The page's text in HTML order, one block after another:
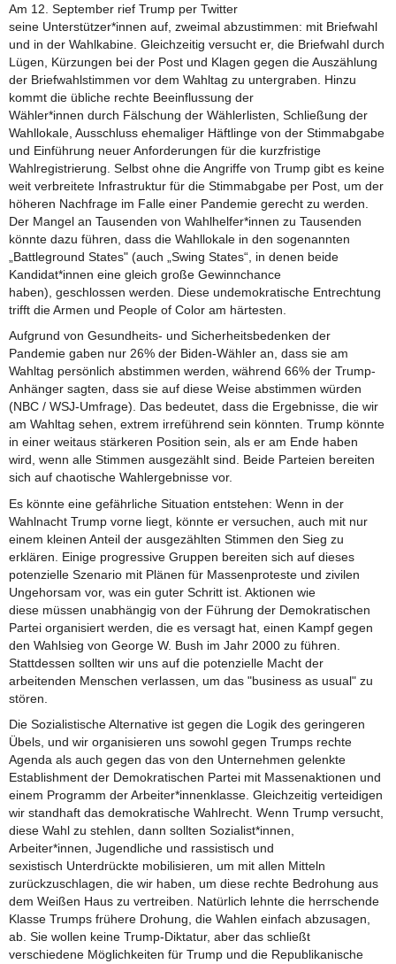
Am 12. September rief Trump per Twitter
seine Unterstützer*innen auf, zweimal abzustimmen: mit Briefwahl
und in der Wahlkabine. Gleichzeitig versucht er, die Briefwahl durch
Lügen, Kürzungen bei der Post und Klagen gegen die Auszählung
der Briefwahlstimmen vor dem Wahltag zu untergraben. Hinzu
kommt die übliche rechte Beeinflussung der
Wähler*innen durch Fälschung der Wählerlisten, Schließung der
Wahllokale, Ausschluss ehemaliger Häftlinge von der Stimmabgabe
und Einführung neuer Anforderungen für die kurzfristige
Wahlregistrierung. Selbst ohne die Angriffe von Trump gibt es keine
weit verbreitete Infrastruktur für die Stimmabgabe per Post, um der
höheren Nachfrage im Falle einer Pandemie gerecht zu werden.
Der Mangel an Tausenden von Wahlhelfer*innen zu Tausenden
könnte dazu führen, dass die Wahllokale in den sogenannten
„Battleground States" (auch „Swing States“, in denen beide
Kandidat*innen eine gleich große Gewinnchance
haben), geschlossen werden. Diese undemokratische Entrechtung
trifft die Armen und People of Color am härtesten.
Aufgrund von Gesundheits- und Sicherheitsbedenken der
Pandemie gaben nur 26% der Biden-Wähler an, dass sie am
Wahltag persönlich abstimmen werden, während 66% der Trump-
Anhänger sagten, dass sie auf diese Weise abstimmen würden
(NBC / WSJ-Umfrage). Das bedeutet, dass die Ergebnisse, die wir
am Wahltag sehen, extrem irreführend sein könnten. Trump könnte
in einer weitaus stärkeren Position sein, als er am Ende haben
wird, wenn alle Stimmen ausgezählt sind. Beide Parteien bereiten
sich auf chaotische Wahlergebnisse vor.
Es könnte eine gefährliche Situation entstehen: Wenn in der
Wahlnacht Trump vorne liegt, könnte er versuchen, auch mit nur
einem kleinen Anteil der ausgezählten Stimmen den Sieg zu
erklären. Einige progressive Gruppen bereiten sich auf dieses
potenzielle Szenario mit Plänen für Massenproteste und zivilen
Ungehorsam vor, was ein guter Schritt ist. Aktionen wie
diese müssen unabhängig von der Führung der Demokratischen
Partei organisiert werden, die es versagt hat, einen Kampf gegen
den Wahlsieg von George W. Bush im Jahr 2000 zu führen.
Stattdessen sollten wir uns auf die potenzielle Macht der
arbeitenden Menschen verlassen, um das "business as usual" zu
stören.
Die Sozialistische Alternative ist gegen die Logik des geringeren
Übels, und wir organisieren uns sowohl gegen Trumps rechte
Agenda als auch gegen das von den Unternehmen gelenkte
Establishment der Demokratischen Partei mit Massenaktionen und
einem Programm der Arbeiter*innenklasse. Gleichzeitig verteidigen
wir standhaft das demokratische Wahlrecht. Wenn Trump versucht,
diese Wahl zu stehlen, dann sollten Sozialist*innen,
Arbeiter*innen, Jugendliche und rassistisch und
sexistisch Unterdrückte mobilisieren, um mit allen Mitteln
zurückzuschlagen, die wir haben, um diese rechte Bedrohung aus
dem Weißen Haus zu vertreiben. Natürlich lehnte die herrschende
Klasse Trumps frühere Drohung, die Wahlen einfach abzusagen,
ab. Sie wollen keine Trump-Diktatur, aber das schließt
verschiedene Möglichkeiten für Trump und die Republikanische